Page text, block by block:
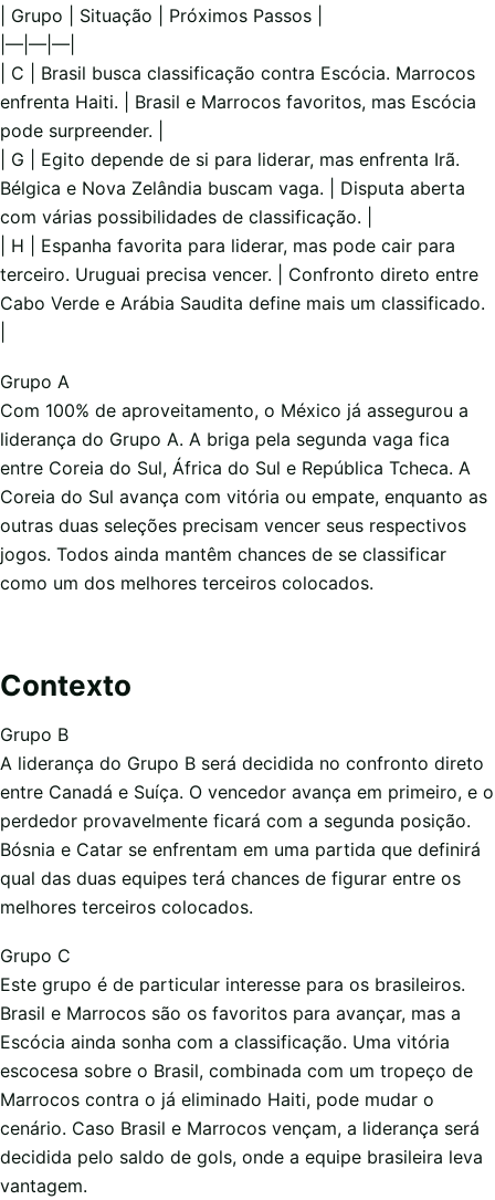
| Grupo | Situação | Próximos Passos |
|—|—|—|
| C | Brasil busca classificação contra Escócia. Marrocos
enfrenta Haiti. | Brasil e Marrocos favoritos, mas Escócia
pode surpreender. |
| G | Egito depende de si para liderar, mas enfrenta Irã.
Bélgica e Nova Zelândia buscam vaga. | Disputa aberta
com várias possibilidades de classificação. |
| H | Espanha favorita para liderar, mas pode cair para
terceiro. Uruguai precisa vencer. | Confronto direto entre
Cabo Verde e Arábia Saudita define mais um classificado.
Grupo A
Com 100% de aproveitamento, o México já assegurou a
liderança do Grupo A. A briga pela segunda vaga fica
entre Coreia do Sul, África do Sul e República Tcheca. A
Coreia do Sul avança com vitória ou empate, enquanto as
outras duas seleções precisam vencer seus respectivos
jogos. Todos ainda mantêm chances de se classificar
como um dos melhores terceiros colocados.
Contexto
Grupo B
A liderança do Grupo B será decidida no confronto direto
entre Canadá e Suíça. O vencedor avança em primeiro, e o
perdedor provavelmente ficará com a segunda posição.
Bósnia e Catar se enfrentam em uma partida que definirá
qual das duas equipes terá chances de figurar entre os
melhores terceiros colocados.
Grupo C
Este grupo é de particular interesse para os brasileiros.
Brasil e Marrocos são os favoritos para avançar, mas a
Escócia ainda sonha com a classificação. Uma vitória
escocesa sobre o Brasil, combinada com um tropeço de
Marrocos contra o já eliminado Haiti, pode mudar o
cenário. Caso Brasil e Marrocos vençam, a liderança será
decidida pelo saldo de gols, onde a equipe brasileira leva
vantagem.